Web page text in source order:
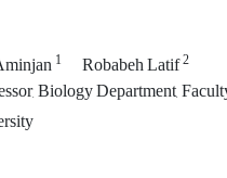
1 Robabeh Latif2
Biology Department,